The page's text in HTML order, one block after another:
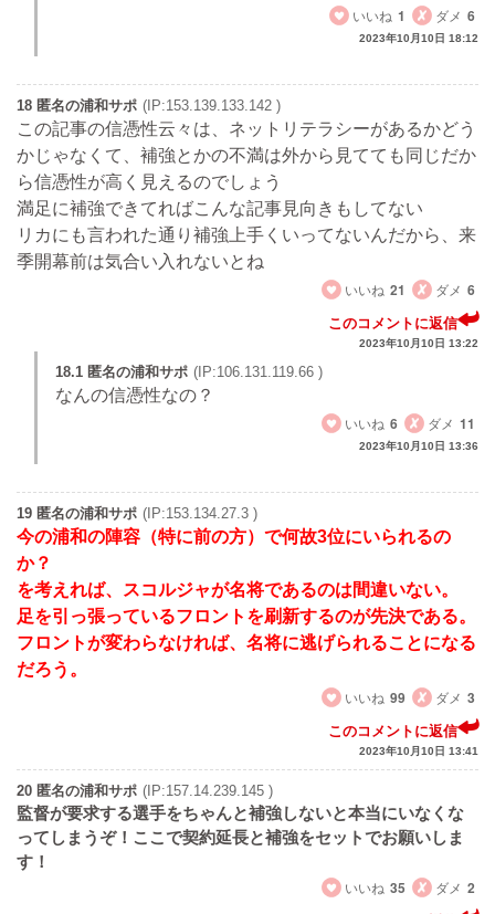
いいね 1 ダメ 6
2023年10月10日 18:12
18 匿名の浦和サポ (IP:153.139.133.142 )
この記事の信憑性云々は、ネットリテラシーがあるかどう
かじゃなくて、補強とかの不満は外から見てても同じだか
ら信憑性が高く見えるのでしょう
満足に補強できてればこんな記事見向きもしてない
リカにも言われた通り補強上手くいってないんだから、来
季開幕前は気合い入れないとね
いいね 21 ダメ 6
このコメントに返信
2023年10月10日 13:22
18.1 匿名の浦和サポ (IP:106.131.119.66 )
なんの信憑性なの？
いいね 6 ダメ 11
2023年10月10日 13:36
19 匿名の浦和サポ (IP:153.134.27.3 )
今の浦和の陣容（特に前の方）で何故3位にいられるの
か？
を考えれば、スコルジャが名将であるのは間違いない。
足を引っ張っているフロントを刷新するのが先決である。
フロントが変わらなければ、名将に逃げられることになる
だろう。
いいね 99 ダメ 3
このコメントに返信
2023年10月10日 13:41
20 匿名の浦和サポ (IP:157.14.239.145 )
監督が要求する選手をちゃんと補強しないと本当にいなくな
ってしまうぞ！ここで契約延長と補強をセットでお願いしま
す！
いいね 35 ダメ 2